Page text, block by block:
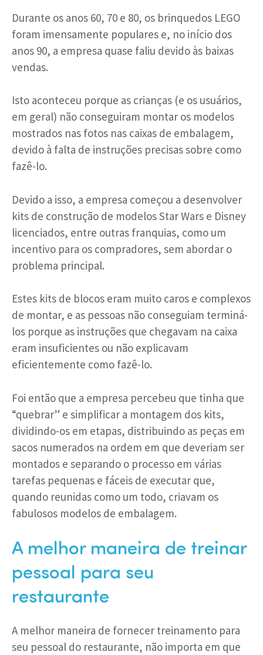
Durante os anos 60, 70 e 80, os brinquedos LEGO
foram imensamente populares e, no início dos
anos 90, a empresa quase faliu devido às baixas
vendas.
Isto aconteceu porque as crianças (e os usuários,
em geral) não conseguiram montar os modelos
mostrados nas fotos nas caixas de embalagem,
devido à falta de instruções precisas sobre como
fazê-lo.
Devido a isso, a empresa começou a desenvolver
kits de construção de modelos Star Wars e Disney
licenciados, entre outras franquias, como um
incentivo para os compradores, sem abordar o
problema principal.
Estes kits de blocos eram muito caros e complexos
de montar, e as pessoas não conseguiam terminá-
los porque as instruções que chegavam na caixa
eram insuficientes ou não explicavam
eficientemente como fazê-lo.
Foi então que a empresa percebeu que tinha que
“quebrar” e simplificar a montagem dos kits,
dividindo-os em etapas, distribuindo as peças em
sacos numerados na ordem em que deveriam ser
montados e separando o processo em várias
tarefas pequenas e fáceis de executar que,
quando reunidas como um todo, criavam os
fabulosos modelos de embalagem.
A melhor maneira de treinar
pessoal para seu
restaurante
A melhor maneira de fornecer treinamento para
seu pessoal do restaurante, não importa em que